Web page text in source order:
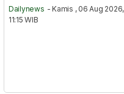
Dailynews - Kamis , 06 Aug 2026,
11:15 WIB